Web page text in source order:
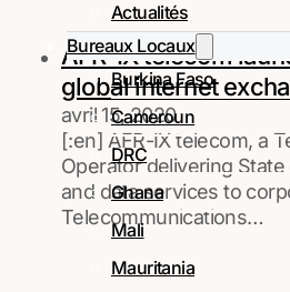
Actualités
Bureaux Locaux
Burkina Faso
Cameroun
DRC
Ghana
Mali
Mauritania
AFR-IX telecom
global internet
avril 15, 2020
[:en] AFR-IX telecom, a
Operator delivering
and data services to
Telecommunications…